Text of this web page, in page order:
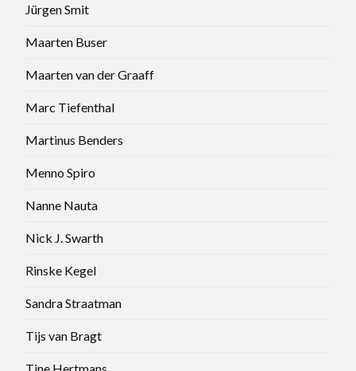
Jürgen Smit
Maarten Buser
Maarten van der Graaff
Marc Tiefenthal
Martinus Benders
Menno Spiro
Nanne Nauta
Nick J. Swarth
Rinske Kegel
Sandra Straatman
Tijs van Bragt